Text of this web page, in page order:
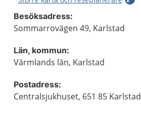
Besöksadress:
Sommarrovägen 49, Karlstad
Län, kommun:
Värmlands län, Karlstad
Postadress:
Centralsjukhuset, 651 85 Karlstad